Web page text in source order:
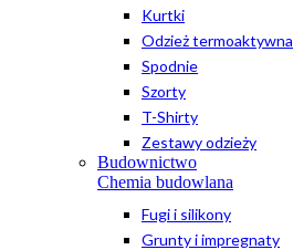
Kurtki
Odzież termoaktywna
Spodnie
Szorty
T-Shirty
Zestawy odzieży
Budownictwo
Chemia budowlana
Fugi i silikony
Grunty i impregnaty